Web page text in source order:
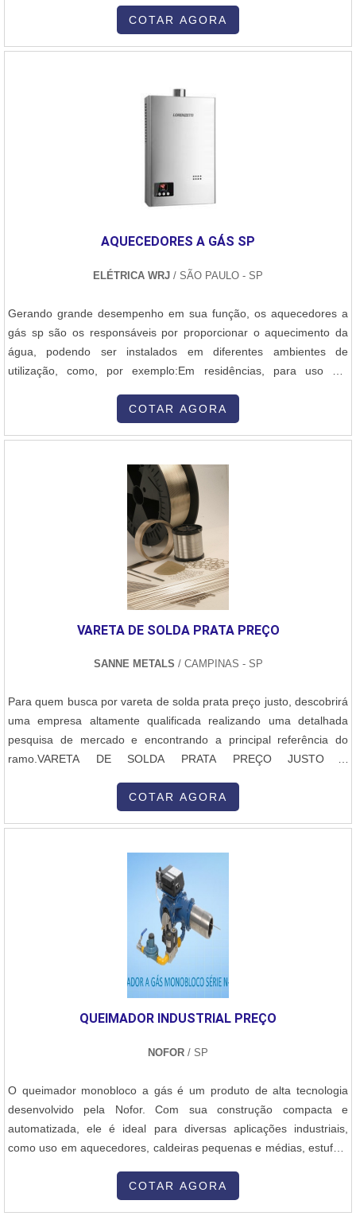
essencial utilizar o método certo.DETALHES SOBRE O
executado por profissionais experientes e capacitados, capazes de
oferecer soluções que atendam todas as demandas e
necessidades de cada cliente. Não só isso, a companhia conta
contratação de serviços ou locação de equipamentos, suprindo as
expectativas de cada contratante. Desse modo, é possível garantir
uma contratação com redução de custos a curtos, médios e longos
Gerais, a DPS Serviços atua com agilidade em todo o Brasil,
América Latina, dentre outras regiões. Além disso, a companhia
de soldagem por eletrofusão com a melhor qualidade do mercado.
Além disso, ela oferece a locação de equipamentos para
soldagens e geradores de energia. Solicite um orçamento, por
COTAR AGORA
AQUECEDORES A GÁS SP
ELÉTRICA WRJ / SÃO PAULO - SP
Gerando grande desempenho em sua função, os aquecedores a
gás sp são os responsáveis por proporcionar o aquecimento da
água, podendo ser instalados em diferentes ambientes de
utilização, como, por exemplo:Em residências, para uso em
higienizada,Hotéis, para piscina, banheira,Indústrias, para
COTAR AGORA
VARETA DE SOLDA PRATA PREÇO
SANNE METALS / CAMPINAS - SP
Para quem busca por vareta de solda prata preço justo, descobrirá
uma empresa altamente qualificada realizando uma detalhada
pesquisa de mercado e encontrando a principal referência do
ramo.VARETA DE SOLDA PRATA PREÇO JUSTO E
preço acessível e em uma empresa inovadora, vai até o site da
na atualidade.Ainda tratando-se de vareta de solda prata preço
justo, sempre deve-se buscar uma empresa que tenha produtos e
serviços com ótima qualidade e proteção, detalhes que passam
despercebidos e podem gerar prejuízo futuros para os
clientes.Existem muitas formas diferentes de demonstrar
conhecimento e autoridade em uma área de atuação. Abaixo os
motivos pelos quais a Sanne Metals é destaque quando pesquisar
por vareta de solda prata preço acessível: Equipe multidisciplinar
área; Trabalhadores de alta qualidade Escritório de alta qualidade
onde são realizadas as atividades Sólida experiência no mercado;
COMPROVADANa Sanne Metals existem as melhores condições
para quem deseja achar o que precisa para vareta de solda prata
preço justo. São opções variadas que a empresa oferece, como
fios e lâminas de solda prata e equipamentos para soldagem e
segura, características possíveis pelo fato de a empresa ter
escritório de alta qualidade onde são realizadas as atividades e
COTAR AGORA
QUEIMADOR INDUSTRIAL PREÇO
NOFOR / SP
O queimador monobloco a gás é um produto de alta tecnologia
desenvolvido pela Nofor. Com sua construção compacta e
automatizada, ele é ideal para diversas aplicações industriais,
como uso em aquecedores, caldeiras pequenas e médias, estufas,
geradores de ar quente. Sua eficiência e confiabilidade
COTAR AGORA